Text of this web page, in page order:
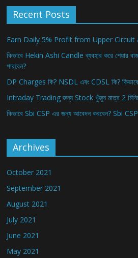
Recent Posts
Earn Daily 5% Profit from Upper
কিভাবে Hekin Ashi Candle ব্যবহার করে শেয়ার
পারবেন?
DP Charges কি? NSDL এবং CDSL কি?
Intraday Trading জন্য Stock খুঁজুন মাত্র 2
কিভাবে Sbi CSP এর জন্য আবেদন করবেন? Sbi
Archives
October 2021
September 2021
August 2021
July 2021
June 2021
May 2021